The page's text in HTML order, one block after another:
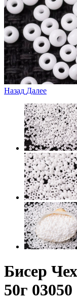
Назад Далее
Бисер
50г 03050